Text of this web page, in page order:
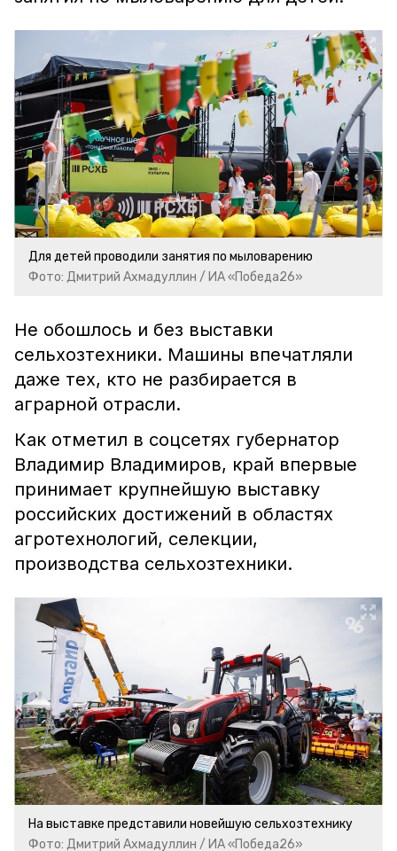
Для детей проводили занятия по мыловарению
Фото: Дмитрий Ахмадуллин / ИА «Победа26»
Не обошлось и без выставки
сельхозтехники. Машины впечатляли
даже тех, кто не разбирается в
аграрной отрасли.
Как отметил в соцсетях губернатор
Владимир Владимиров, край впервые
принимает крупнейшую выставку
российских достижений в областях
агротехнологий, селекции,
производства сельхозтехники.
На выставке представили новейшую сельхозтехнику
Фото: Дмитрий Ахмадуллин / ИА «Победа26»